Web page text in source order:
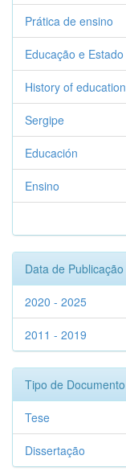
Prática de ensino
Educação e Estado
History of education
Sergipe
Educación
Ensino
Data de Publicação
2020 - 2025
2011 - 2019
Tipo de Documento
Tese
Dissertação